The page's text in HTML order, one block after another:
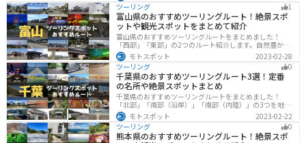
ットが多数あります。バイクで東北にツーリングに行く
際は参考にしてください。
ツーリング
1
富山県のおすすめツーリングルート！絶景スポ
ットや観光スポットをまとめて紹介
富山県のおすすめツーリングルートをまとめました！
「西部」「東部」の2つのルート紹介します。自然豊かな
山と海、温泉が充実しており、美術館などもあるので、
自然を満喫するツーリングができます。バイクで富山県
にツーリングに行く際は参考にしてください。
モトスポット
2023-02-28
ツーリング
0
千葉県のおすすめツーリングルート3選！定番
の名所や絶景スポットまとめ
千葉県のおすすめツーリングルートをまとめました！
「北部」「南部（沿岸）」「南部（内陸）」の3つを地域
別で紹介します！千葉は首都圏からのアクセスも良く、
海と山どちらも堪能できるのでツーリングには最適な場
所です。
モトスポット
2023-02-22
ツーリング
0
熊本県のおすすめツーリングルート！絶景スポ